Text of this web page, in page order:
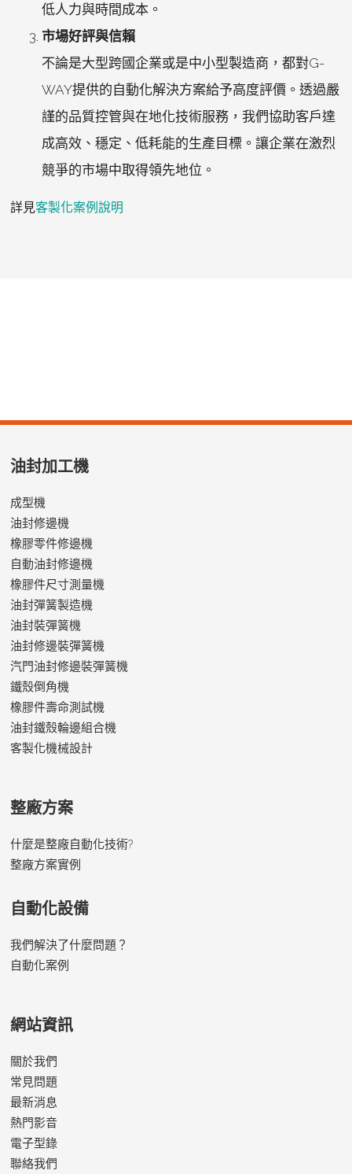
低人力與時間成本。
市場好評與信賴
不論是大型跨國企業或是中小型製造商，都對G-
WAY提供的自動化解決方案給予高度評價。透過嚴
謹的品質控管與在地化技術服務，我們協助客戶達
成高效、穩定、低耗能的生產目標。讓企業在激烈
競爭的市場中取得領先地位。
詳見客製化案例說明
油封加工機
成型機
油封修邊機
橡膠零件修邊機
自動油封修邊機
橡膠件尺寸測量機
油封彈簧製造機
油封裝彈簧機
油封修邊裝彈簧機
汽門油封修邊裝彈簧機
鐵殼倒角機
橡膠件壽命測試機
油封鐵殼輪邊組合機
客製化機械設計
整廠方案
什麼是整廠自動化技術?
整廠方案實例
自動化設備
我們解決了什麼問題？
自動化案例
網站資訊
關於我們
常見問題
最新消息
熱門影音
電子型錄
聯絡我們